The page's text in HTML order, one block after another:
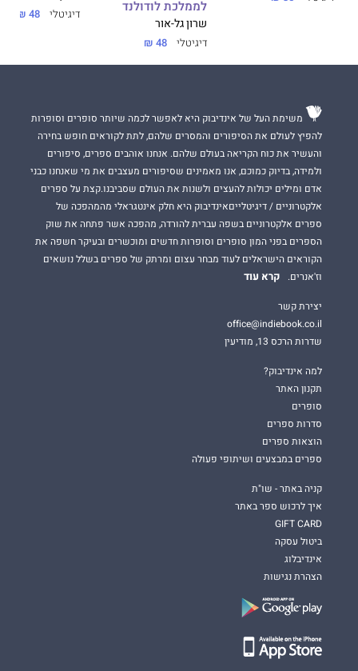
לממלכת לודולנד
שרון גל-אור
דיגיטלי 48 ₪
דיגיטלי 48 ₪
משימת העל של אינדיבוק היא לאפשר לכמה שיותר סופרים וסופרות
להפיץ לעולם את הסיפורים והמסרים שלהם, לתת לקוראים חופש בחירה
והעשיר את כוח הקריאה בעולם שלהם. אנחנו אוהבים ספרים, סיפורים
ולמידה, בדיוק כמוכם, אנו מאמינים שסיפורים מעצבים את מי שאנחנו כבני
אדם ומילים יכולות להעצים ולשנות את העולם שסביבנו.קצת על ספרים
אלקטרוניים / דיגיטלייםאינדיבוק היא חלק אינטגראלי מהמהפכה של
ספרים אלקטרוניים בשפה עברית להורדה, מהפכה אשר פתחה את שוק
הספרים בפני המון סופרים וסופרות חדשים ומוכשרים ובעיקר חשפה את
הקוראים הישראלים לעוד מבחר עצום ומרתק של ספרים בשלל נושאים
וז'אנרים.
קרא עוד
יצירת קשר
office@indiebook.co.il
שדרות הרכס 13, מודיעין
למה אינדיבוק?
תקנון האתר
סופרים
סדרות ספרים
הוצאות ספרים
ספרים במבצעים ושיתופי פעולה
קניה באתר - שו"ת
איך לרכוש ספר באתר
GIFT CARD
ביטול עסקה
אינדיבלוג
הצהרת נגישות